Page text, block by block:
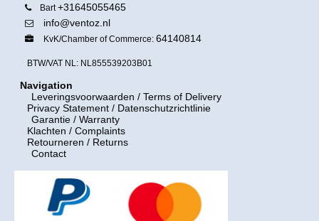
Bart+31645055465
info@ventoz.nl
KvK/Chamber of Commerce: 64140814
BTW/VAT NL: NL855539203B01
Navigation
Leveringsvoorwaarden / Terms of Delivery
Privacy Statement / Datenschutzrichtlinie
Garantie / Warranty
Klachten / Complaints
Retourneren / Returns
Contact